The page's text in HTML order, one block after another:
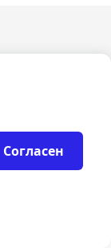
данных
Согласен